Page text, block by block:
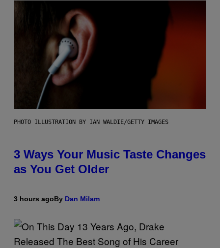
PHOTO ILLUSTRATION BY IAN WALDIE/GETTY IMAGES
3 Ways Your Music Taste Changes
as You Get Older
3 hours agoBy Dan Milam